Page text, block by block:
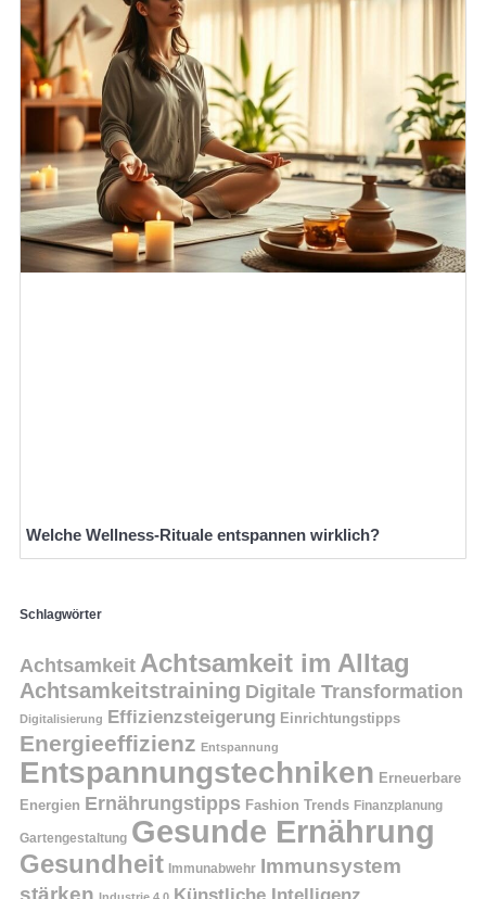
Welche Wellness-Rituale entspannen wirklich?
Schlagwörter
Achtsamkeit Achtsamkeit im Alltag
Achtsamkeitstraining Digitale Transformation
Digitalisierung Effizienzsteigerung Einrichtungstipps
Energieeffizienz Entspannung
Entspannungstechniken Erneuerbare
Energien Ernährungstipps Fashion Trends Finanzplanung
Gartengestaltung Gesunde Ernährung
Gesundheit Immunabwehr Immunsystem
stärken
Künstliche Intelligenz